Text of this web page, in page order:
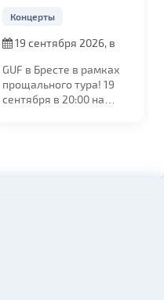
Концерты
19 сентября 2026, в
GUF в Бресте в рамках
прощального тура! 19
сентября в 20:00 на